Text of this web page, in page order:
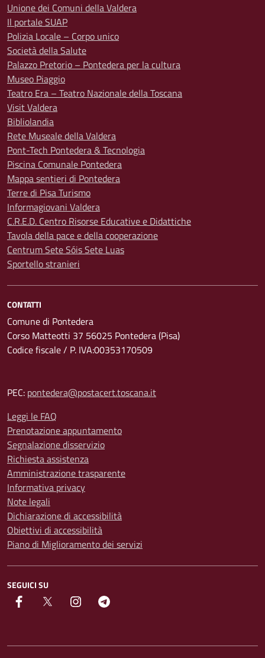
Unione dei Comuni della Valdera
Il portale SUAP
Polizia Locale – Corpo unico
Società della Salute
Palazzo Pretorio – Pontedera per la cultura
Museo Piaggio
Teatro Era – Teatro Nazionale della Toscana
Visit Valdera
Bibliolandia
Rete Museale della Valdera
Pont-Tech Pontedera & Tecnologia
Piscina Comunale Pontedera
Mappa sentieri di Pontedera
Terre di Pisa Turismo
Informagiovani Valdera
C.R.E.D. Centro Risorse Educative e Didattiche
Tavola della pace e della cooperazione
Centrum Sete Sóis Sete Luas
Sportello stranieri
CONTATTI
Comune di Pontedera
Corso Matteotti 37 56025 Pontedera (Pisa)
Codice fiscale / P. IVA:00353170509
PEC: pontedera@postacert.toscana.it
Leggi le FAQ
Prenotazione appuntamento
Segnalazione disservizio
Richiesta assistenza
Amministrazione trasparente
Informativa privacy
Note legali
Dichiarazione di accessibilità
Obiettivi di accessibilità
Piano di Miglioramento dei servizi
SEGUICI SU
facebook Twitter instagram